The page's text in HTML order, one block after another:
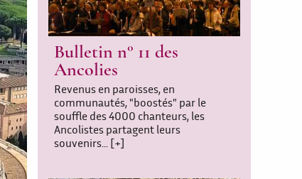
Bulletin n° 11 des
Ancolies
Revenus en paroisses, en
communautés, "boostés" par le
souffle des 4000 chanteurs, les
Ancolistes partagent leurs
souvenirs... [+]